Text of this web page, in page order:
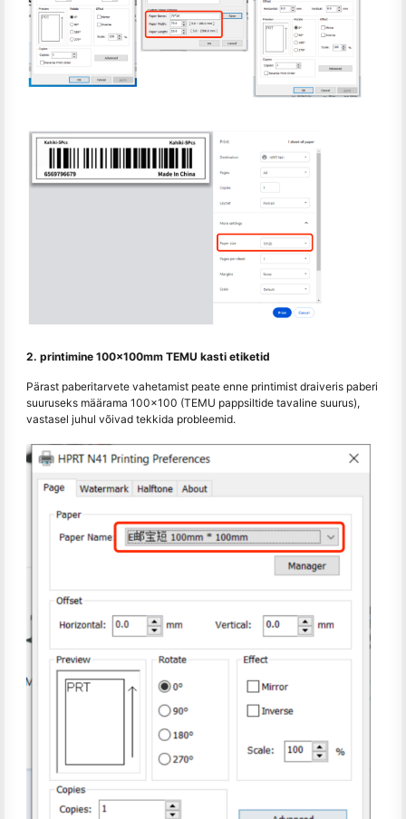
2. printimine 100x100mm TEMU kasti etiketid
Pärast paberitarvete vahetamist peate enne printimist draiveris paberi
suuruseks määrama 100x100 (TEMU pappsiltide tavaline suurus),
vastasel juhul võivad tekkida probleemid.